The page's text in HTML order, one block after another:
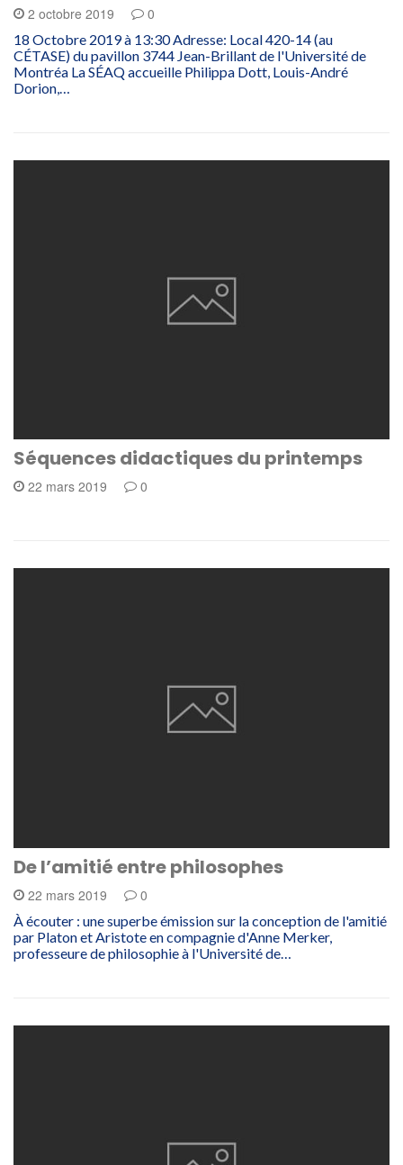
2 octobre 2019 0
18 Octobre 2019 à 13:30 Adresse: Local 420-14 (au
CÉTASE) du pavillon 3744 Jean-Brillant de l'Université de
Montréa La SÉAQ accueille Philippa Dott, Louis-André
Dorion,…
Séquences didactiques du printemps
22 mars 2019 0
De l’amitié entre philosophes
22 mars 2019 0
À écouter : une superbe émission sur la conception de l'amitié
par Platon et Aristote en compagnie d'Anne Merker,
professeure de philosophie à l'Université de…